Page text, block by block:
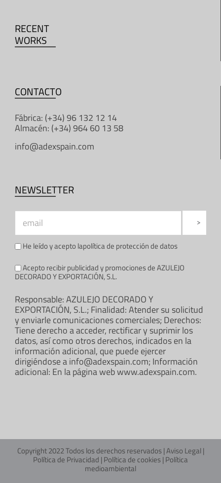
RECENT
WORKS
CONTACTO
Fábrica: (+34) 96 132 12 14
Almacén: (+34) 964 60 13 58
info@adexspain.com
NEWSLETTER
He leído y acepto lapolítica de protección de datos
Acepto recibir publicidad y promociones de AZULEJO
DECORADO Y EXPORTACIÓN, S.L.
Responsable: AZULEJO DECORADO Y
EXPORTACIÓN, S.L.; Finalidad: Atender su solicitud
y enviarle comunicaciones comerciales; Derechos:
Tiene derecho a acceder, rectificar y suprimir los
datos, así como otros derechos, indicados en la
información adicional, que puede ejercer
dirigiéndose a info@adexspain.com; Información
adicional: En la página web www.adexspain.com.
Copyright 2022 Todos los derechos reservados |Aviso Legal|
Política de Privacidad |Política de cookies |Política
medioambiental